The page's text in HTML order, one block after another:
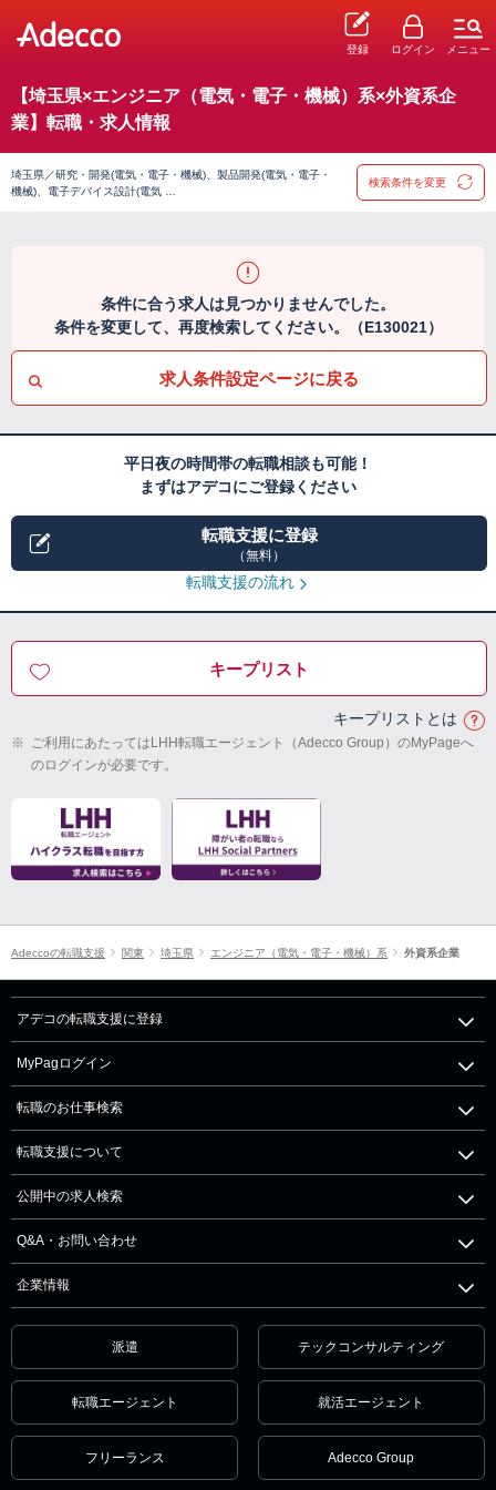
登録 ログイン メニュー
【埼玉県×エンジニア（電気・電子・機械）系×外資系企
業】転職・求人情報
埼玉県／研究・開発(電気・電子・機械)、製品開発(電気・電子・
機械)、電子デバイス設計(電気 …
検索条件を変更
条件に合う求人は見つかりませんでした。
条件を変更して、再度検索してください。（E130021）
求人条件設定ページに戻る
平日夜の時間帯の転職相談も可能！
まずはアデコにご登録ください
転職支援に登録
（無料）
転職支援の流れ
キープリスト
キープリストとは
※ ご利用にあたってはLHH転職エージェント（Adecco Group）のMyPageへ
のログインが必要です。
Adeccoの転職支援 関東 埼玉県 エンジニア（電気・電子・機械）系 外資系企業
アデコの転職支援に登録
MyPagログイン
転職のお仕事検索
転職支援について
公開中の求人検索
Q&A・お問い合わせ
企業情報
派遣 テックコンサルティング
転職エージェント 就活エージェント
フリーランス Adecco Group